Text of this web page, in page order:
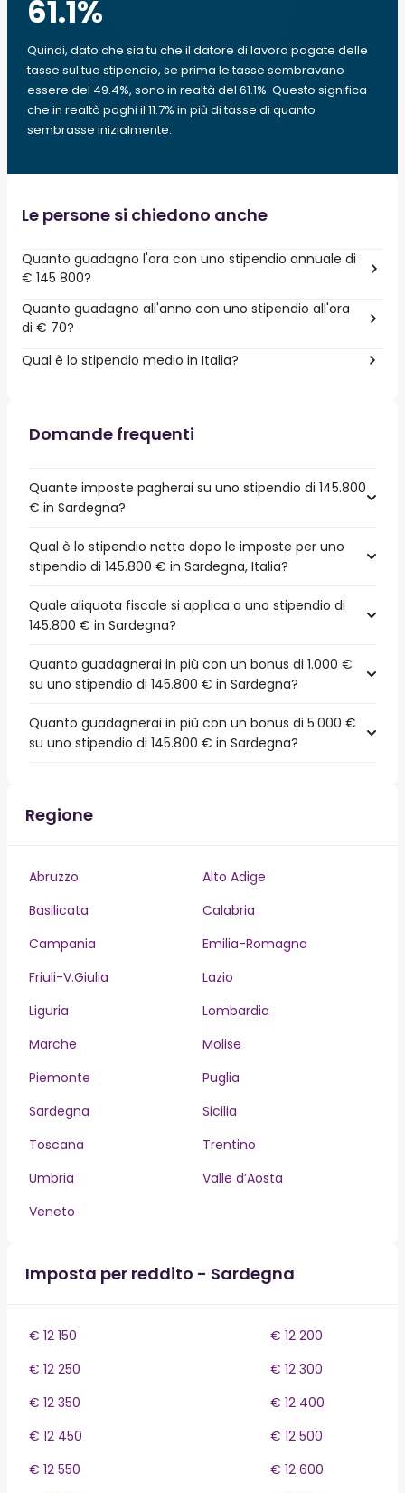
61.1%
Quindi, dato che sia tu che il datore di lavoro pagate delle
tasse sul tuo stipendio, se prima le tasse sembravano
essere del 49.4%, sono in realtà del 61.1%. Questo significa
che in realtà paghi il 11.7% in più di tasse di quanto
sembrasse inizialmente.
Le persone si chiedono anche
Quanto guadagno l'ora con uno stipendio annuale di
€ 145 800?
Quanto guadagno all'anno con uno stipendio all'ora
di € 70?
Qual è lo stipendio medio in Italia?
Domande frequenti
Quante imposte pagherai su uno stipendio di 145.800
€ in Sardegna?
Qual è lo stipendio netto dopo le imposte per uno
stipendio di 145.800 € in Sardegna, Italia?
Quale aliquota fiscale si applica a uno stipendio di
145.800 € in Sardegna?
Quanto guadagnerai in più con un bonus di 1.000 €
su uno stipendio di 145.800 € in Sardegna?
Quanto guadagnerai in più con un bonus di 5.000 €
su uno stipendio di 145.800 € in Sardegna?
Regione
Abruzzo
Alto Adige
Basilicata
Calabria
Campania
Emilia-Romagna
Friuli-V.Giulia
Lazio
Liguria
Lombardia
Marche
Molise
Piemonte
Puglia
Sardegna
Sicilia
Toscana
Trentino
Umbria
Valle d’Aosta
Veneto
Imposta per reddito - Sardegna
€ 12 150
€ 12 200
€ 12 250
€ 12 300
€ 12 350
€ 12 400
€ 12 450
€ 12 500
€ 12 550
€ 12 600